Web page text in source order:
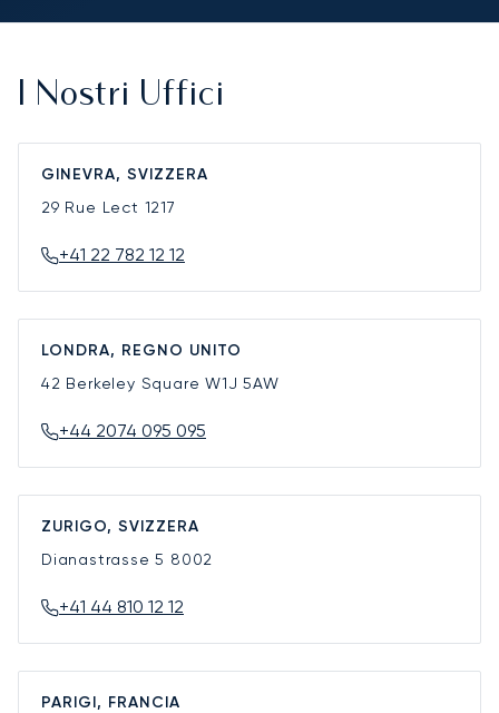
I Nostri Uffici
GINEVRA, SVIZZERA
29 Rue Lect 1217
+41 22 782 12 12
LONDRA, REGNO UNITO
42 Berkeley SquareW1J 5AW
+44 2074 095 095
ZURIGO, SVIZZERA
Dianastrasse 5 8002
+41 44 810 12 12
PARIGI, FRANCIA